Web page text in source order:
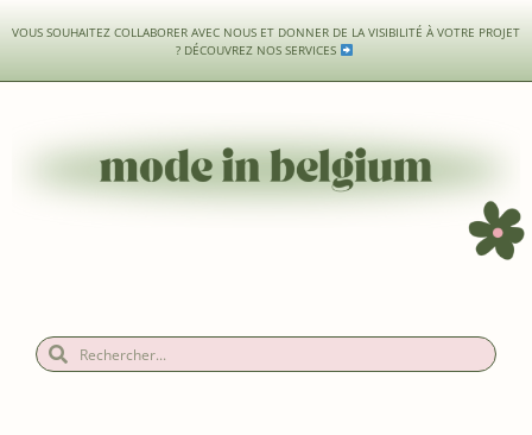
VOUS SOUHAITEZ COLLABORER AVEC NOUS ET DONNER DE LA VISIBILITÉ À VOTRE PROJET
? DÉCOUVREZ NOS SERVICES